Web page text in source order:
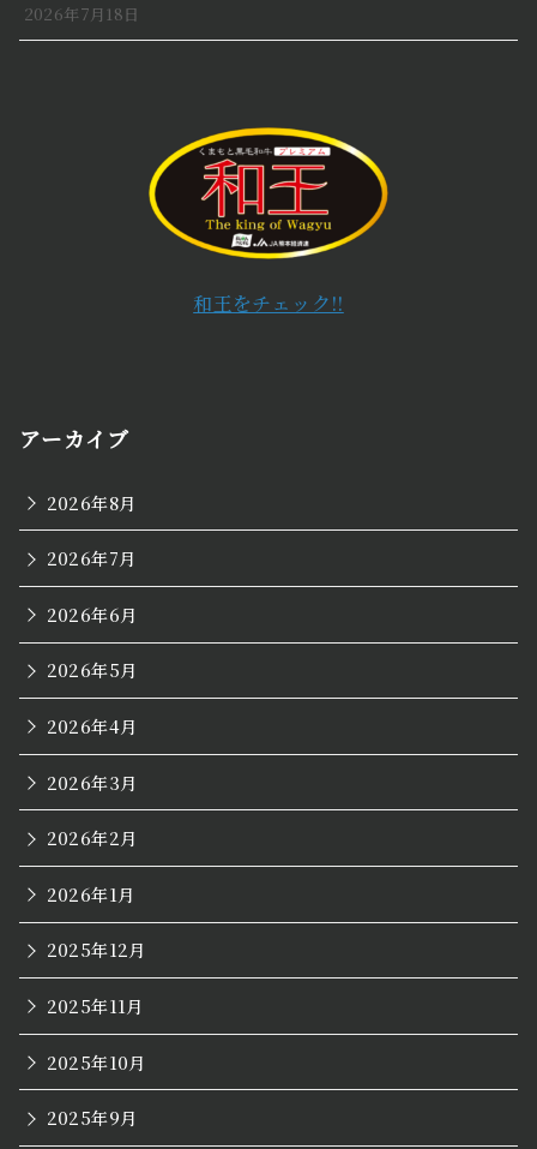
2026年7月18日
和王をチェック!!
アーカイブ
2026年8月
2026年7月
2026年6月
2026年5月
2026年4月
2026年3月
2026年2月
2026年1月
2025年12月
2025年11月
2025年10月
2025年9月